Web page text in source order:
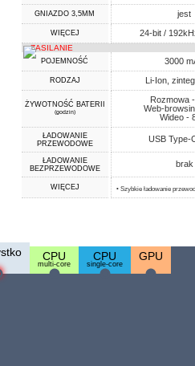
GNIAZDO 3,5MM jest
WIĘCEJ 24-bit /
ZASILANIE
POJEMNOŚĆ 3000
RODZAJ Li-Ion,
ŻYWOTNOŚĆ BATERII
(godzin)
Rozmowa
Web-
Wideo -
ŁADOWANIE
PRZEWODOWE
USB Type-
ŁADOWANIE
BEZPRZEWODOWE
brak
WIĘCEJ • Szybkie ładowanie
CPU
multi-core
CPU
single-core
GPU